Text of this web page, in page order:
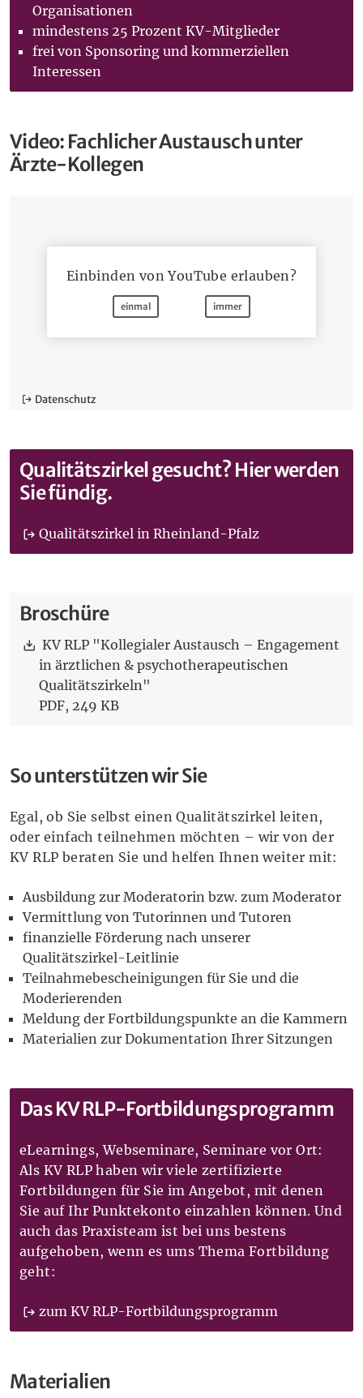
Organisationen
mindestens 25 Prozent KV-Mitglieder
frei von Sponsoring und kommerziellen
Interessen
Video: Fachlicher Austausch unter
Ärzte-Kollegen
Einbinden vonYouTube erlauben?
einmal immer
Datenschutz
Qualitätszirkel gesucht? Hier werden
Sie fündig.
Qualitätszirkel in Rheinland-Pfalz(Öffnet im
Broschüre
Download:
KV RLP "Kollegialer Austausch – Engagement
in ärztlichen & psychotherapeutischen
Qualitätszirkeln"
PDF, 249 KB
So unterstützen wir Sie
Egal, ob Sie selbst einen Qualitätszirkel leiten,
oder einfach teilnehmen möchten – wir von der
KV RLP beraten Sie und helfen Ihnen weiter mit:
Ausbildung zur Moderatorin bzw. zum Moderator
Vermittlung von Tutorinnen und Tutoren
finanzielle Förderung nach unserer
Qualitätszirkel-Leitlinie
Teilnahmebescheinigungen für Sie und die
Moderierenden
Meldung der Fortbildungspunkte an die Kammern
Materialien zur Dokumentation Ihrer Sitzungen
Das KV RLP-Fortbildungsprogramm
eLearnings, Webseminare, Seminare vor Ort:
Als KV RLP haben wir viele zertifizierte
Fortbildungen für Sie im Angebot, mit denen
Sie auf Ihr Punktekonto einzahlen können. Und
auch das Praxisteam ist bei uns bestens
aufgehoben, wenn es ums Thema Fortbildung
geht:
zum KV RLP-Fortbildungsprogramm
Materialien